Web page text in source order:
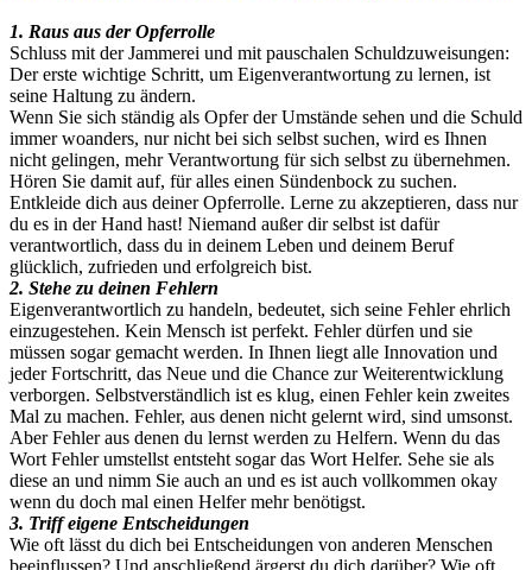
1. Raus aus der Opferrolle
Schluss mit der Jammerei und mit pauschalen Schuldzuweisungen:
Der erste wichtige Schritt, um Eigenverantwortung zu lernen, ist
seine Haltung zu ändern.
Wenn Sie sich ständig als Opfer der Umstände sehen und die Schuld
immer woanders, nur nicht bei sich selbst suchen, wird es Ihnen
nicht gelingen, mehr Verantwortung für sich selbst zu übernehmen.
Hören Sie damit auf, für alles einen Sündenbock zu suchen.
Entkleide dich aus deiner Opferrolle. Lerne zu akzeptieren, dass nur
du es in der Hand hast! Niemand außer dir selbst ist dafür
verantwortlich, dass du in deinem Leben und deinem Beruf
glücklich, zufrieden und erfolgreich bist.
2. Stehe zu deinen Fehlern
Eigenverantwortlich zu handeln, bedeutet, sich seine Fehler ehrlich
einzugestehen. Kein Mensch ist perfekt. Fehler dürfen und sie
müssen sogar gemacht werden. In Ihnen liegt alle Innovation und
jeder Fortschritt, das Neue und die Chance zur Weiterentwicklung
verborgen. Selbstverständlich ist es klug, einen Fehler kein zweites
Mal zu machen. Fehler, aus denen nicht gelernt wird, sind umsonst.
Aber Fehler aus denen du lernst werden zu Helfern. Wenn du das
Wort Fehler umstellst entsteht sogar das Wort Helfer. Sehe sie als
diese an und nimm Sie auch an und es ist auch vollkommen okay
wenn du doch mal einen Helfer mehr benötigst.
3. Triff eigene Entscheidungen
Wie oft lässt du dich bei Entscheidungen von anderen Menschen
beeinflussen? Und anschließend ärgerst du dich darüber? Wie oft